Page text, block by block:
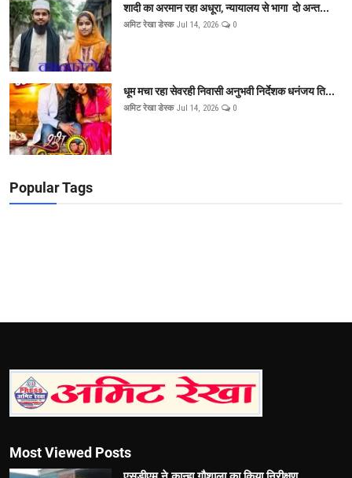
शादी का अरमान रहा अधूरा, न्यायालय से भागा दो अन्त...
अमिट रेखा डेस्क Jul 14, 2026 0
धूम मचा रहा सेवरही निवासी अनुभवी निर्देशक धनंजय ति...
अमिट रेखा डेस्क Jul 14, 2026 0
Popular Tags
Most Viewed Posts